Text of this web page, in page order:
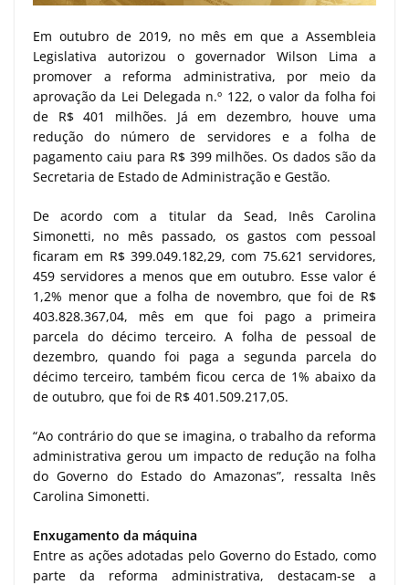
Em outubro de 2019, no mês em que a Assembleia
Legislativa autorizou o governador Wilson Lima a
promover a reforma administrativa, por meio da
aprovação da Lei Delegada n.º 122, o valor da folha foi
de R$ 401 milhões. Já em dezembro, houve uma
redução do número de servidores e a folha de
pagamento caiu para R$ 399 milhões. Os dados são da
Secretaria de Estado de Administração e Gestão.
De acordo com a titular da Sead, Inês Carolina
Simonetti, no mês passado, os gastos com pessoal
ficaram em R$ 399.049.182,29, com 75.621 servidores,
459 servidores a menos que em outubro. Esse valor é
1,2% menor que a folha de novembro, que foi de R$
403.828.367,04, mês em que foi pago a primeira
parcela do décimo terceiro. A folha de pessoal de
dezembro, quando foi paga a segunda parcela do
décimo terceiro, também ficou cerca de 1% abaixo da
de outubro, que foi de R$ 401.509.217,05.
“Ao contrário do que se imagina, o trabalho da reforma
administrativa gerou um impacto de redução na folha
do Governo do Estado do Amazonas”, ressalta Inês
Carolina Simonetti.
Enxugamento da máquina
Entre as ações adotadas pelo Governo do Estado, como
parte da reforma administrativa, destacam-se a